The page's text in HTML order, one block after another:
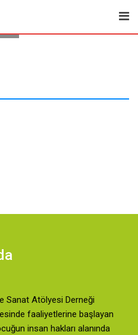
Sanat Atölyesi Derneği
faaliyetlerine başlayan
insan hakları alanında